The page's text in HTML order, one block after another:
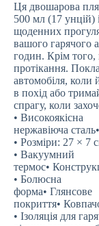
Ця двошарова
500 мл (17 унцій)
щоденних
вашого гарячого
годин. Крім того,
протікання.
автомобіля, коли
в похід або
спрагу, коли
• Високоякісна
нержавіюча
• Розміри: 27 × 7
• Вакуумний
термос•
• Болюсна
форма• Глянсове
покриття•
• Ізоляція для